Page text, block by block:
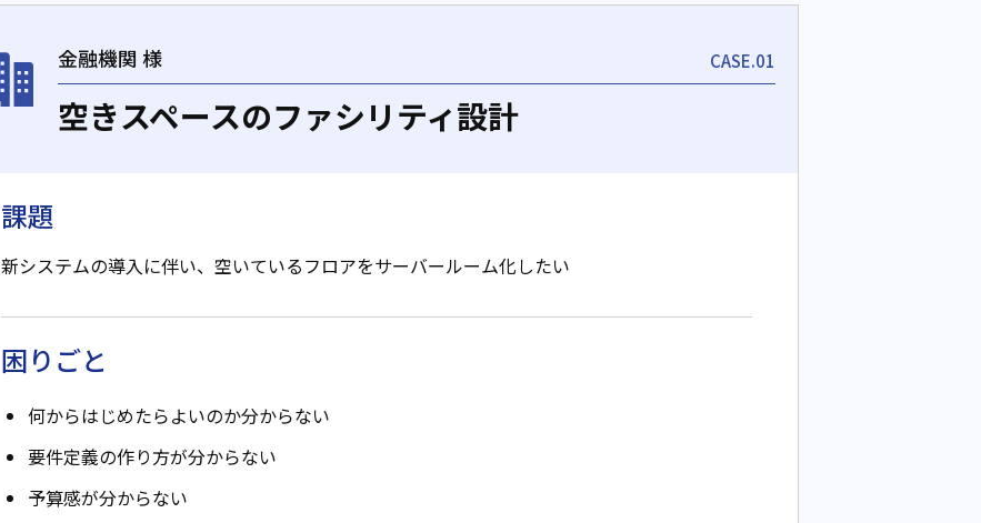
金融機関 様 CASE.01
空きスペースのファシリティ設計
課題
新システムの導入に伴い、空いているフロアをサーバールーム化したい
困りごと
何からはじめたらよいのか分からない
要件定義の作り方が分からない
予算感が分からない